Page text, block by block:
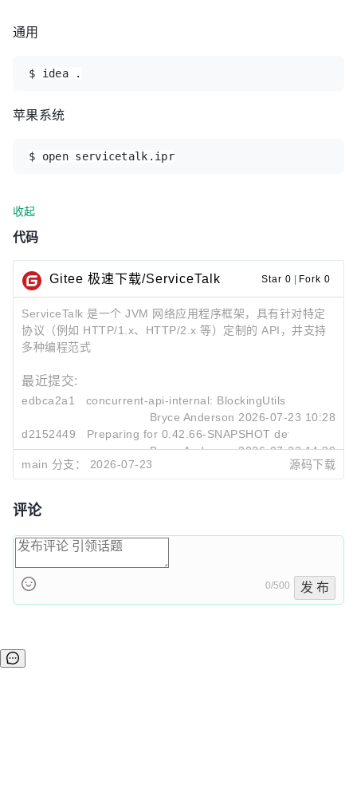
通用
$ idea .
苹果系统
$ open servicetalk.ipr
收起
代码
Gitee 极速下载/ServiceTalk Star 0 Fork 0
ServiceTalk 是一个 JVM 网络应用程序框架，具有针对特定
协议（例如 HTTP/1.x、HTTP/2.x 等）定制的 API，并支持
多种编程范式
最近提交:
edbca2a1
concurrent-api-internal: BlockingUtils cancel
Bryce Anderson 2026-07-23 10:28
d2152449
Preparing for 0.42.66-SNAPSHOT development
Bryce Anderson 2026-07-22 14:39
6dc829ef
Release 0.42.65
main 分支： 2026-07-23 源码下载
评论
0/500 发 布